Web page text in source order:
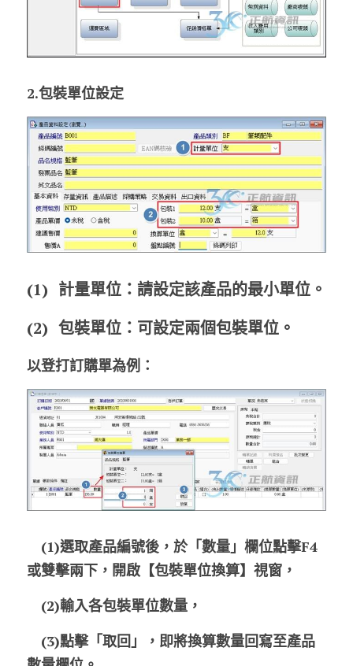
2.包裝單位設定
計量單位： 請設定該產品的最小單位。
包裝單位： 可設定兩個包裝單位。
以登打訂購單為例：
(1)選取產品編號後，於「數量」欄位點擊F4
或雙擊兩下，開啟【包裝單位換算】視窗，
(2)輸入各包裝單位數量，
(3)點擊「取回」，即將換算數量回寫至產品